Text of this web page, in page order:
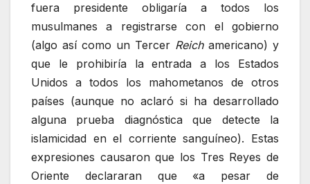
fuera presidente obligaría a todos los
musulmanes a registrarse con el gobierno
(algo así como un Tercer Reichamericano) y
que le prohibiría la entrada a los Estados
Unidos a todos los mahometanos de otros
países (aunque no aclaró si ha desarrollado
alguna prueba diagnóstica que detecte la
islamicidad en el corriente sanguíneo). Estas
expresiones causaron que los Tres Reyes de
Oriente declararan que «a pesar de